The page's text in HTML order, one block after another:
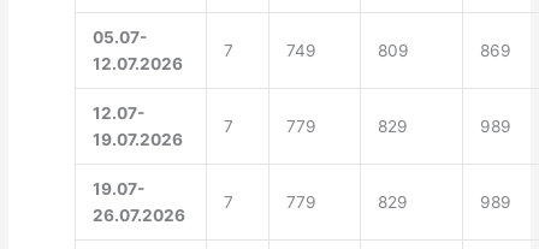
05.07-
12.07.2026
7 749 809 869
12.07-
19.07.2026
7 779 829 989
19.07-
26.07.2026
7 779 829 989